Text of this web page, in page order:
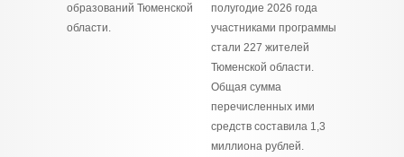
образований Тюменской
области.
полугодие 2026 года
участниками программы
стали 227 жителей
Тюменской области.
Общая сумма
перечисленных ими
средств составила 1,3
миллиона рублей.